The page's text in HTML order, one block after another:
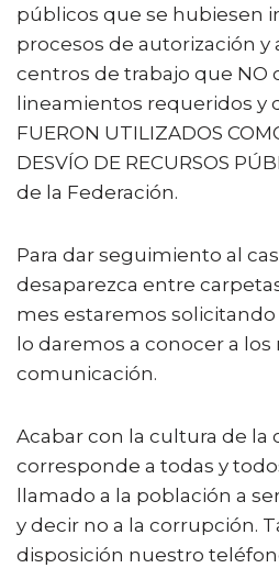
públicos que se hubiesen
procesos de autorización y
centros de trabajo que NO
lineamientos requeridos y
FUERON UTILIZADOS
DESVÍO DE RECURSOS
de la Federación.
Para dar seguimiento al
desaparezca entre
mes estaremos solicitando
lo daremos a conocer a
comunicación.
Acabar con la cultura de la
corresponde a todas y
llamado a la población a
y decir no a la corrupción.
disposición nuestro